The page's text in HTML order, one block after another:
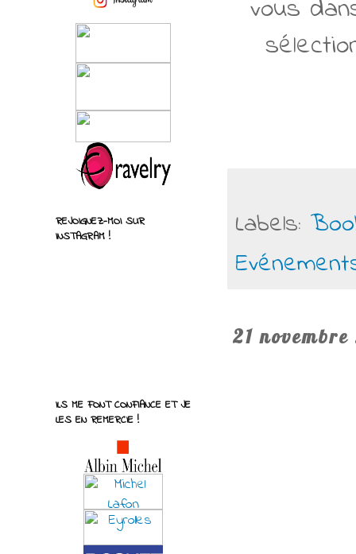
vous
Labels:
21 novembre
REJOIGNEZ-MOI SUR
INSTAGRAM !
ILS ME FONT CONFIANCE ET JE
LES EN REMERCIE !